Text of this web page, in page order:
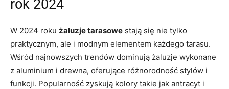
rok 2024
W 2024 roku żaluzje tarasowe stają się nie tylko
praktycznym, ale i modnym elementem każdego tarasu.
Wśród najnowszych trendów dominują żaluzje wykonane
z aluminium i drewna, oferujące różnorodność stylów i
funkcji. Popularność zyskują kolory takie jak antracyt i